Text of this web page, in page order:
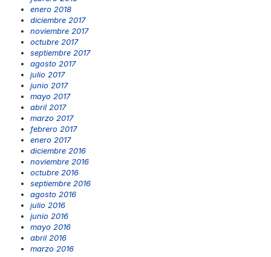
enero 2018
diciembre 2017
noviembre 2017
octubre 2017
septiembre 2017
agosto 2017
julio 2017
junio 2017
mayo 2017
abril 2017
marzo 2017
febrero 2017
enero 2017
diciembre 2016
noviembre 2016
octubre 2016
septiembre 2016
agosto 2016
julio 2016
junio 2016
mayo 2016
abril 2016
marzo 2016